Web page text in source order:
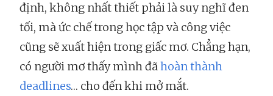
định, không nhất thiết phải là suy nghĩ đen
tối, mà ức chế trong học tập và công việc
cũng sẽ xuất hiện trong giấc mơ. Chẳng hạn,
có người mơ thấy mình đãhoàn thành
deadlines… cho đến khi mở mắt.